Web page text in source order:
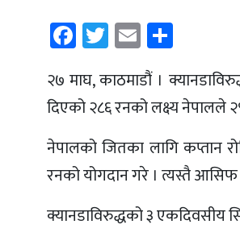
Facebook
Twitter
Email
२७ माघ, काठमाडौं ।
दिएको २८६ रनको लक्ष्य नेपालले
नेपालको जितका लागि कप्तान
रनको योगदान गरे । त्यस्तै
क्यानडाविरुद्धको ३